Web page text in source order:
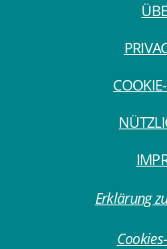
Erklärung